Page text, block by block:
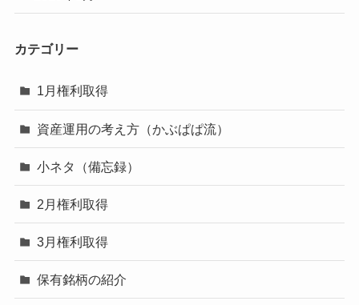
カテゴリー
1月権利取得
資産運用の考え方（かぶぱぱ流）
小ネタ（備忘録）
2月権利取得
3月権利取得
保有銘柄の紹介